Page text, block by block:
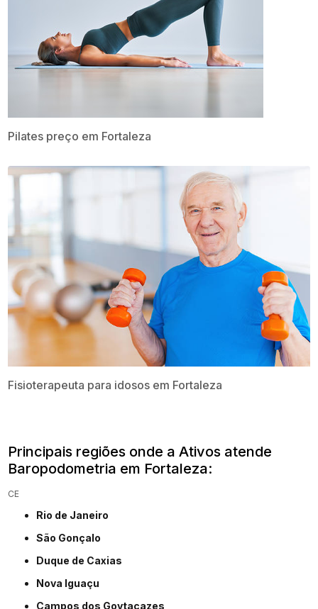
Pilates preço em Fortaleza
Fisioterapeuta para idosos​ em Fortaleza
Principais regiões onde a Ativos atende
Baropodometria em Fortaleza:
CE
Rio de Janeiro
São Gonçalo
Duque de Caxias
Nova Iguaçu
Campos dos Goytacazes